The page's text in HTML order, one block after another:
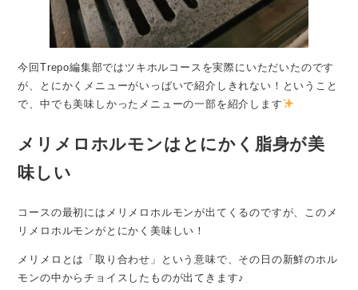
今回Trepo編集部ではツキホルコースを実際にいただいたのです
が、とにかくメニューがいっぱいで紹介しきれない！ということ
で、中でも美味しかったメニューの一部を紹介します
メリメロホルモンはとにかく脂身が美
味しい
コースの最初にはメリメロホルモンが出てくるのですが、このメ
リメロホルモンがとにかく美味しい！
メリメロとは「取り合わせ」という意味で、その日の新鮮のホル
モンの中からチョイスしたものが出てきます♪